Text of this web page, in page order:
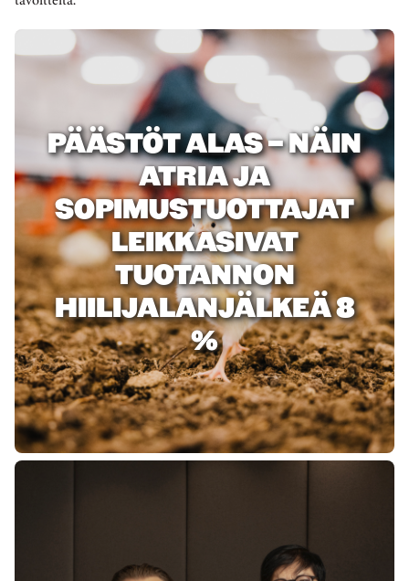
PÄÄSTÖT ALAS – NÄIN
ATRIA JA
SOPIMUSTUOTTAJAT
LEIKKASIVAT
TUOTANNON
HIILIJALANJÄLKEÄ 8
%